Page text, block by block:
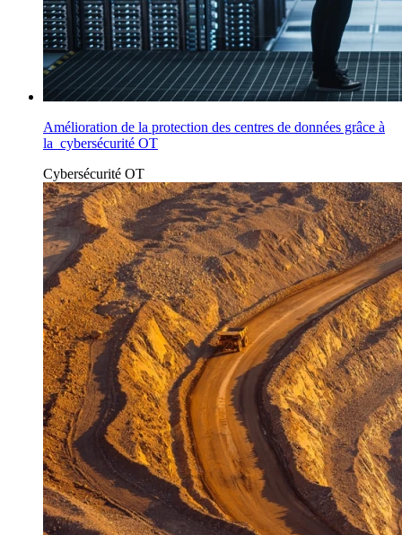
Amélioration de la protection des centres de données grâce à
la cybersécurité OT
Cybersécurité OT